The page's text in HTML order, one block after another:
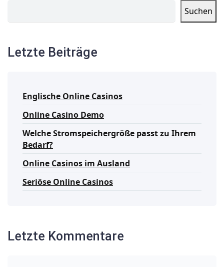
Suchen
Letzte Beiträge
Englische Online Casinos
Online Casino Demo
Welche Stromspeichergröße passt zu Ihrem
Bedarf?
Online Casinos im Ausland
Seriöse Online Casinos
Letzte Kommentare